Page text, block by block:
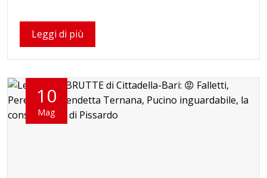
Leggi di più
10
Mag